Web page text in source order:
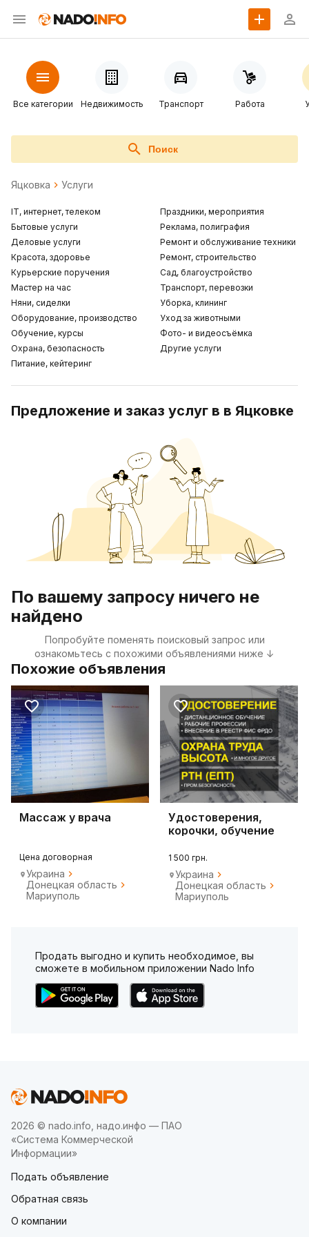
Все категории Недвижимость Транспорт Работа
Поиск
Яцковка Услуги
IT, интернет, телеком
Бытовые услуги
Деловые услуги
Красота, здоровье
Курьерские поручения
Мастер на час
Няни, сиделки
Оборудование, производство
Обучение, курсы
Охрана, безопасность
Питание, кейтеринг
Праздники, мероприятия
Реклама, полиграфия
Ремонт и обслуживание техники
Ремонт, строительство
Сад, благоустройство
Транспорт, перевозки
Уборка, клининг
Уход за животными
Фото- и видеосъёмка
Другие услуги
Предложение и заказ услуг в в Яцковке
По вашему запросу ничего не
найдено
Попробуйте поменять поисковый запрос или
ознакомьтесь с похожими объявлениями ниже ↓
Похожие объявления
Массаж у врача
Цена договорная
Украина
Донецкая область
Мариуполь
Удостоверения,
корочки, обучение
1 500 грн.
Украина
Донецкая область
Мариуполь
Продать выгодно и купить необходимое, вы
сможете в мобильном приложении Nado Info
2026 © nado.info, надо.инфо — ПАО
«Система Коммерческой
Информации»
Подать объявление
Обратная связь
О компании